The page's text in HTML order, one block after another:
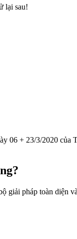
lại sau!
06 + 23/3/2020 của
giải pháp toàn diện